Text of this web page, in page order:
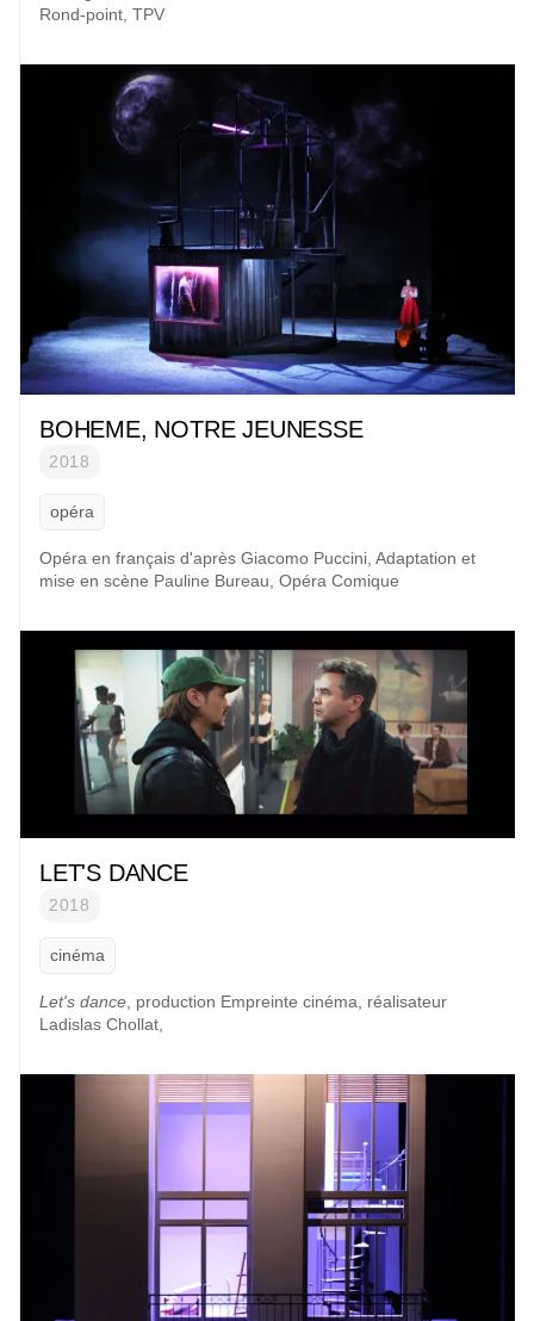
Rond-point, TPV
BOHEME, NOTRE JEUNESSE
2018
opéra
Opéra en français d'après Giacomo Puccini, Adaptation et
mise en scène Pauline Bureau Opéra Comique
LET'S DANCE
2018
cinéma
Let's dance , production Empreinte cinéma
réalisateur
Ladislas Chollat